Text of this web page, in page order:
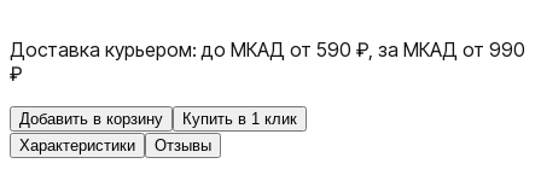
Доставка курьером: до МКАД от 590 ₽, за МКАД от 990
₽
Добавить в корзину
Купить в 1 клик
Характеристики
Отзывы